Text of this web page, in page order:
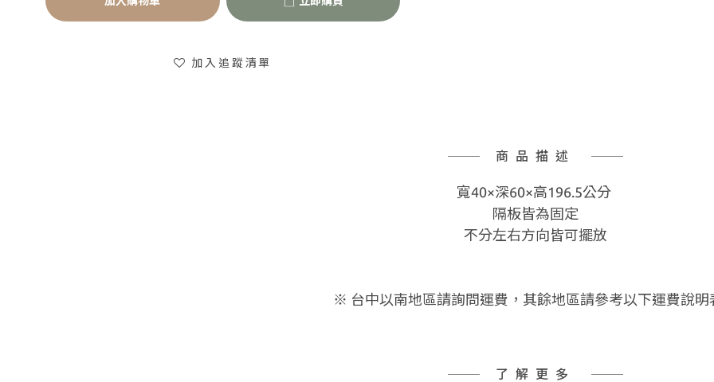
加入追蹤清單
商品描述
寬40×深60×高196.5公分
隔板皆為固定
不分左右方向皆可擺放
※ 台中以南地區請詢問運費，其餘地區請參考以下運費說明
了解更多